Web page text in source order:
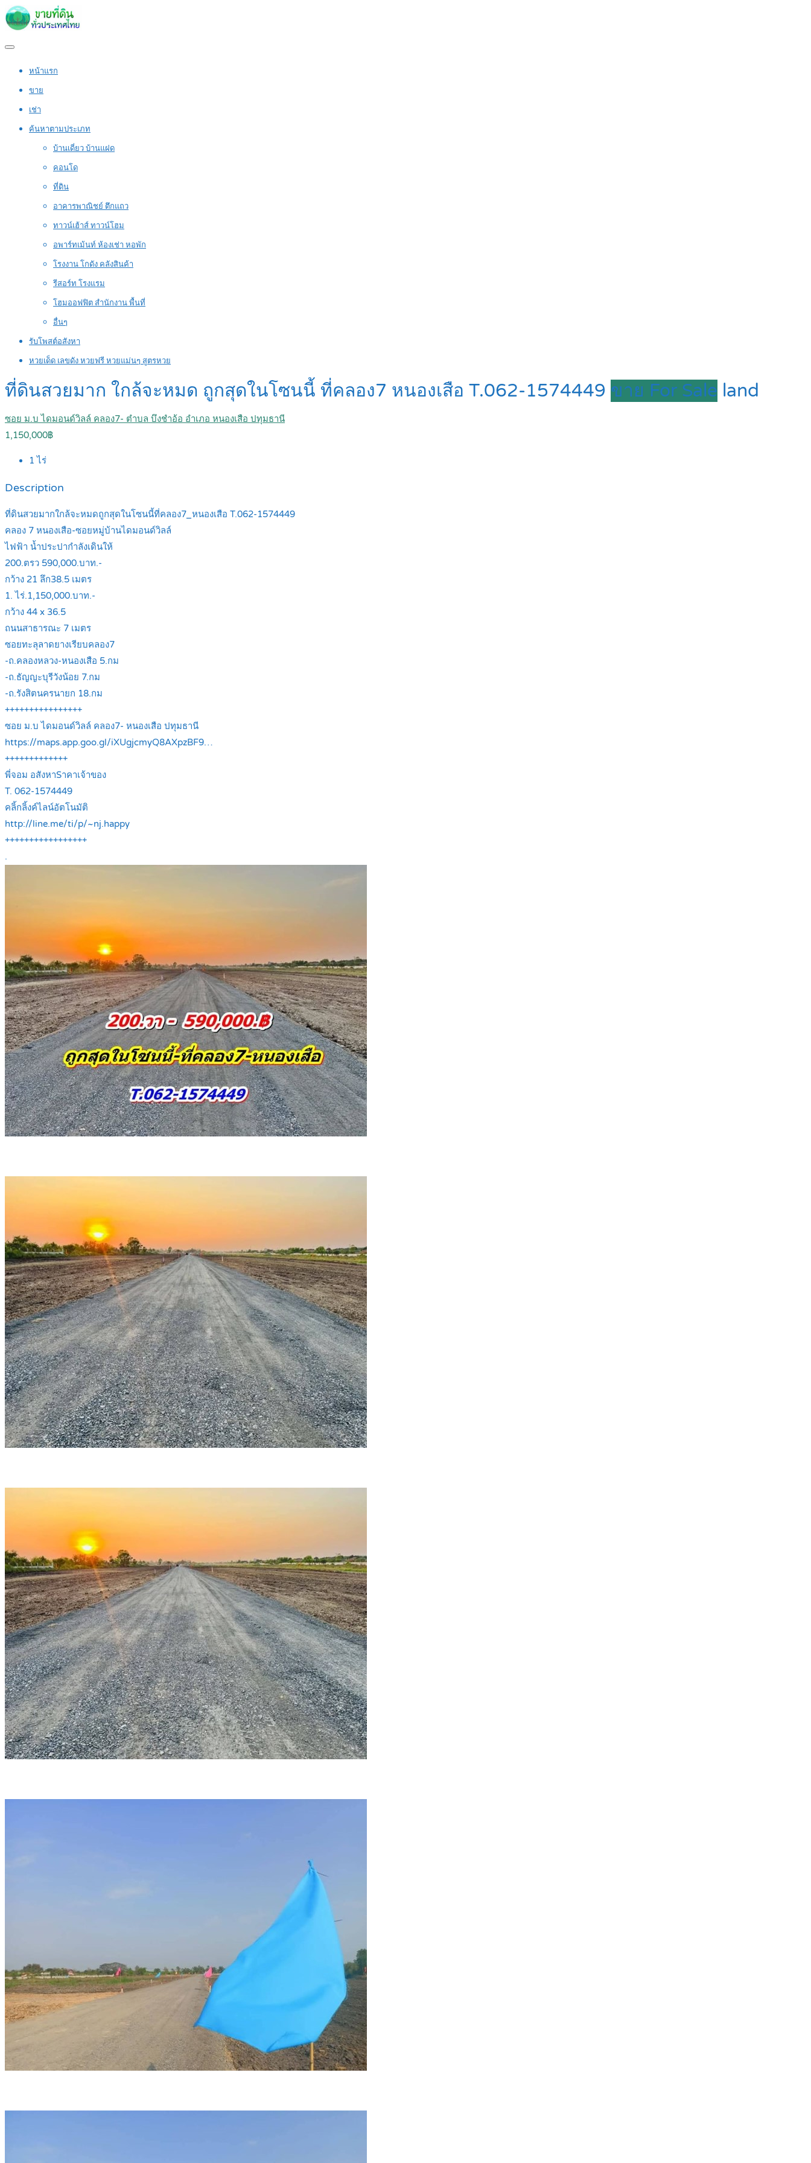
หน้าแรก
ขาย
เช่า
ค้นหาตามประเภท
บ้านเดี่ยว บ้านแฝด
คอนโด
ที่ดิน
อาคารพาณิชย์ ตึกแถว
ทาวน์เฮ้าส์ ทาวน์โฮม
อพาร์ทเม้นท์ ห้องเช่า หอพัก
โรงงาน โกดัง คลังสินค้า
รีสอร์ท โรงแรม
โฮมออฟฟิต สำนักงาน พื้นที่
อื่นๆ
รับโพสต์อสังหา
หวยเด็ด เลขดัง หวยฟรี หวยแม่นๆ สูตรหวย
ที่ดินสวยมาก ใกล้จะหมด ถูกสุดในโซนนี้ ที่คลอง7 หนองเสือ T.062-1574449 ขาย For Sale land
ซอย ม.บ ไดมอนด์วิลล์ คลอง7- ตำบล บึงชำอ้อ อำเภอ หนองเสือ ปทุมธานี
1,150,000฿
1 ไร่
Description
ที่ดินสวยมากใกล้จะหมดถูกสุดในโซนนี้ที่คลอง7_หนองเสือ T.062-1574449
คลอง 7 หนองเสือ-ซอยหมู่บ้านไดมอนด์วิลล์
ไฟฟ้า น้ำประปากำลังเดินให้
200.ตรว 590,000.บาท.-
กว้าง 21 ลึก38.5 เมตร
1. ไร่.1,150,000.บาท.-
กว้าง 44 x 36.5
ถนนสาธารณะ 7 เมตร
ซอยทะลุลาดยางเรียบคลอง7
-ถ.คลองหลวง-หนองเสือ 5.กม
-ถ.ธัญญะบุรีวังน้อย 7.กม
-ถ.รังสิตนครนายก 18.กม
++++++++++++++++
ซอย ม.บ ไดมอนด์วิลล์ คลอง7- หนองเสือ ปทุมธานี
https://maps.app.goo.gl/iXUgjcmyQ8AXpzBF9…
+++++++++++++
พี่จอม อสังหาSาคาเจ้าของ
T. 062-1574449
คลิ้กลิ้งค์ไลน์อัตโนมัติ
http://line.me/ti/p/~nj.happy
+++++++++++++++++
.